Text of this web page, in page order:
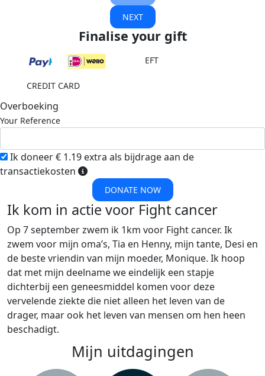
NEXT
Finalise your gift
EFT
CREDIT CARD
Overboeking
Your Reference
Ik doneer € 1.19 extra als bijdrage aan de
transactiekosten
DONATE NOW
Ik kom in actie voor Fight cancer
Op 7 september zwem ik 1km voor Fight cancer. Ik
zwem voor mijn oma’s, Tia en Henny, mijn tante, Desi en
de beste vriendin van mijn moeder, Monique. Ik hoop
dat met mijn deelname we eindelijk een stapje
dichterbij een geneesmiddel komen voor deze
vervelende ziekte die niet alleen het leven van de
drager, maar ook het leven van mensen om hen heen
beschadigt.
Mijn uitdagingen